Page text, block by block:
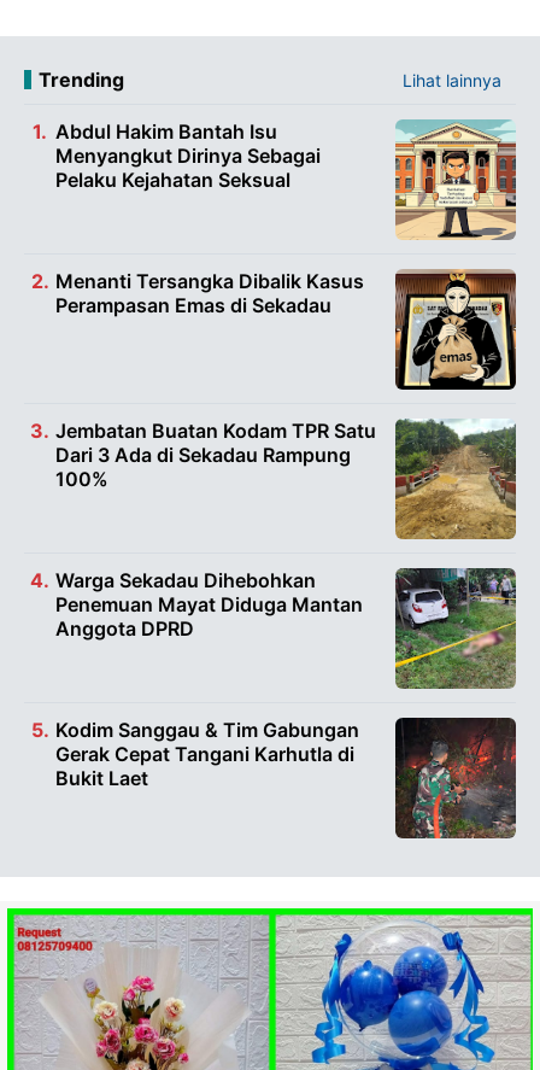
Trending Lihat lainnya
Abdul Hakim Bantah Isu
Menyangkut Dirinya Sebagai
Pelaku Kejahatan Seksual
Menanti Tersangka Dibalik Kasus
Perampasan Emas di Sekadau
Jembatan Buatan Kodam TPR Satu
Dari 3 Ada di Sekadau Rampung
100%
Warga Sekadau Dihebohkan
Penemuan Mayat Diduga Mantan
Anggota DPRD
Kodim Sanggau & Tim Gabungan
Gerak Cepat Tangani Karhutla di
Bukit Laet